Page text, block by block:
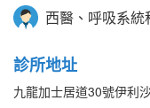
西醫、呼吸系
診所地址
九龍加士居道30號伊利